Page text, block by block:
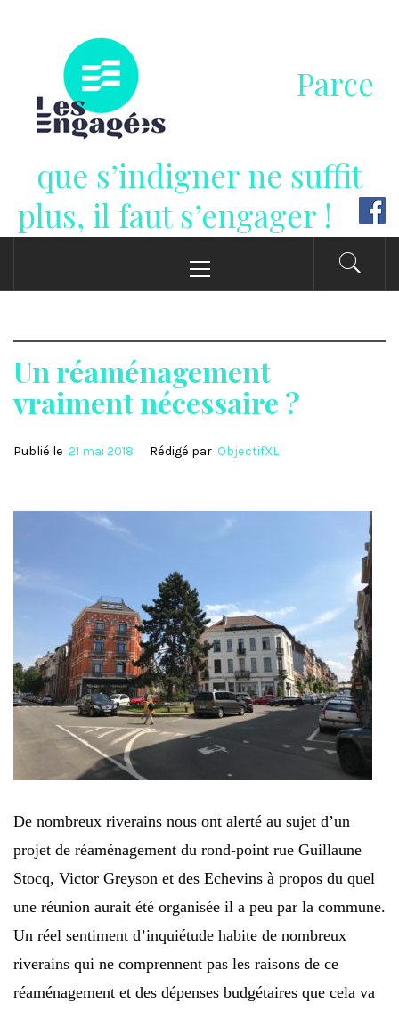
contenu
Parce
que s’indigner ne suffit
plus, il faut s’engager !
principal
Un réaménagement
vraiment nécessaire ?
Publié le 21 mai 2018 Rédigé par ObjectifXL
De nombreux riverains nous ont alerté au sujet d’un
projet de réaménagement du rond-point rue Guillaune
Stocq, Victor Greyson et des Echevins à propos du quel
une réunion aurait été organisée il a peu par la commune.
Un réel sentiment d’inquiétude habite de nombreux
riverains qui ne comprennent pas les raisons de ce
réaménagement et des dépenses budgétaires que cela va